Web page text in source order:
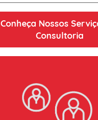
Conheça Nossos
Consultoria